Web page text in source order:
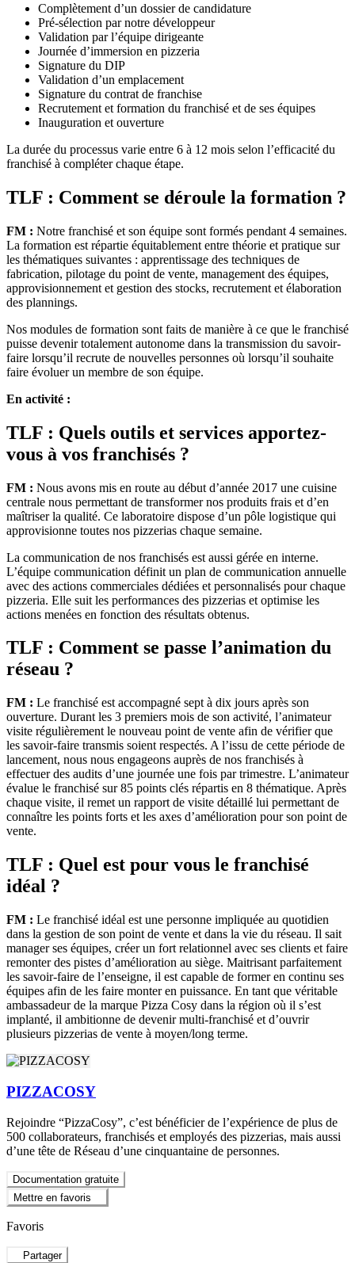
Complètement d’un dossier de candidature
Pré-sélection par notre développeur
Validation par l’équipe dirigeante
Journée d’immersion en pizzeria
Signature du DIP
Validation d’un emplacement
Signature du contrat de franchise
Recrutement et formation du franchisé et de ses équipes
Inauguration et ouverture
La durée du processus varie entre 6 à 12 mois selon l’efficacité du
franchisé à compléter chaque étape.
TLF : Comment se déroule la formation ?
FM : Notre franchisé et son équipe sont formés pendant 4 semaines.
La formation est répartie équitablement entre théorie et pratique sur
les thématiques suivantes : apprentissage des techniques de
fabrication, pilotage du point de vente, management des équipes,
approvisionnement et gestion des stocks, recrutement et élaboration
des plannings.
Nos modules de formation sont faits de manière à ce que le franchisé
puisse devenir totalement autonome dans la transmission du savoir-
faire lorsqu’il recrute de nouvelles personnes où lorsqu’il souhaite
faire évoluer un membre de son équipe.
En activité :
TLF : Quels outils et services apportez-
vous à vos franchisés ?
FM : Nous avons mis en route au début d’année 2017 une cuisine
centrale nous permettant de transformer nos produits frais et d’en
maîtriser la qualité. Ce laboratoire dispose d’un pôle logistique qui
approvisionne toutes nos pizzerias chaque semaine.
La communication de nos franchisés est aussi gérée en interne.
L’équipe communication définit un plan de communication annuelle
avec des actions commerciales dédiées et personnalisés pour chaque
pizzeria. Elle suit les performances des pizzerias et optimise les
actions menées en fonction des résultats obtenus.
TLF : Comment se passe l’animation du
réseau ?
FM : Le franchisé est accompagné sept à dix jours après son
ouverture. Durant les 3 premiers mois de son activité, l’animateur
visite régulièrement le nouveau point de vente afin de vérifier que
les savoir-faire transmis soient respectés. A l’issu de cette période de
lancement, nous nous engageons auprès de nos franchisés à
effectuer des audits d’une journée une fois par trimestre. L’animateur
évalue le franchisé sur 85 points clés répartis en 8 thématique. Après
chaque visite, il remet un rapport de visite détaillé lui permettant de
connaître les points forts et les axes d’amélioration pour son point de
vente.
TLF : Quel est pour vous le franchisé
idéal ?
FM : Le franchisé idéal est une personne impliquée au quotidien
dans la gestion de son point de vente et dans la vie du réseau. Il sait
manager ses équipes, créer un fort relationnel avec ses clients et faire
remonter des pistes d’amélioration au siège. Maitrisant parfaitement
les savoir-faire de l’enseigne, il est capable de former en continu ses
équipes afin de les faire monter en puissance. En tant que véritable
ambassadeur de la marque Pizza Cosy dans la région où il s’est
implanté, il ambitionne de devenir multi-franchisé et d’ouvrir
plusieurs pizzerias de vente à moyen/long terme.
PIZZACOSY
Rejoindre “PizzaCosy”, c’est bénéficier de l’expérience de plus de
500 collaborateurs, franchisés et employés des pizzerias, mais aussi
d’une tête de Réseau d’une cinquantaine de personnes.
Documentation gratuite
Mettre en favoris
Favoris
Partager